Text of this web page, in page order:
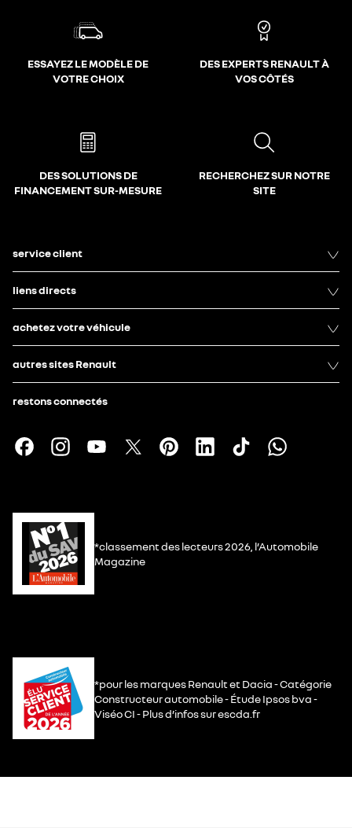
ESSAYEZ LE MODÈLE DE
VOTRE CHOIX
DES EXPERTS RENAULT À
VOS CÔTÉS
DES SOLUTIONS DE
FINANCEMENT SUR-MESURE
RECHERCHEZ SUR NOTRE
SITE
service client
liens directs
achetez votre véhicule
autres sites Renault
restons connectés
*classement des lecteurs 2026, l’Automobile
Magazine
*pour les marques Renault et Dacia - Catégorie
Constructeur automobile - Étude Ipsos bva -
Viséo CI - Plus d’infos sur escda.fr